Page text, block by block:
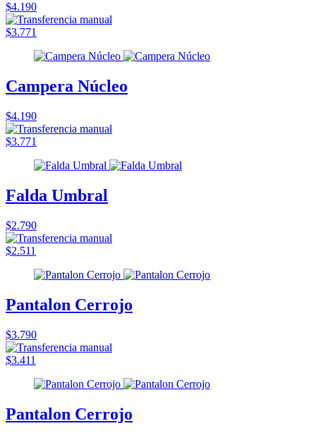
$4.190
$3.771
Campera Núcleo
$4.190
$3.771
Falda Umbral
$2.790
$2.511
Pantalon Cerrojo
$3.790
$3.411
Pantalon Cerrojo